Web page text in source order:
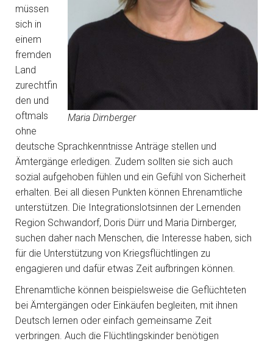
Maria Dirnberger
müssen
sich in
einem
fremden
Land
zurechtfin
den und
oftmals
ohne
deutsche Sprachkenntnisse Anträge stellen und
Ämtergänge erledigen. Zudem sollten sie sich auch
sozial aufgehoben fühlen und ein Gefühl von Sicherheit
erhalten. Bei all diesen Punkten können Ehrenamtliche
unterstützen. Die Integrationslotsinnen der Lernenden
Region Schwandorf, Doris Dürr und Maria Dirnberger,
suchen daher nach Menschen, die Interesse haben, sich
für die Unterstützung von Kriegsflüchtlingen zu
engagieren und dafür etwas Zeit aufbringen können.
Ehrenamtliche können beispielsweise die Geflüchteten
bei Ämtergängen oder Einkäufen begleiten, mit ihnen
Deutsch lernen oder einfach gemeinsame Zeit
verbringen. Auch die Flüchtlingskinder benötigen